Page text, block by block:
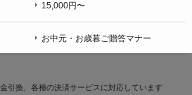
15,000円〜
お中元・お歳暮ご贈答マナー
引換、各種の決済サービスに対応しています